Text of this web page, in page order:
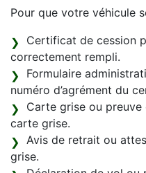
Pour que votre véhicule
Certificat de cession
correctement rempli.
Formulaire
numéro d’agrément du
Carte grise ou
carte grise.
Avis de retrait ou
grise.